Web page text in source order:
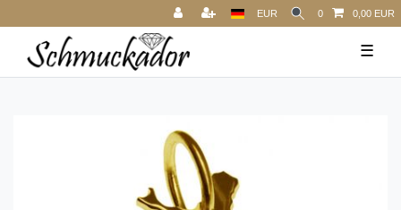
EUR 0 0,00 EUR
☰